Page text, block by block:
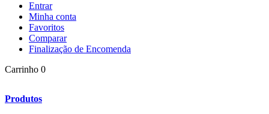
Entrar
Minha conta
Favoritos
Comparar
Finalização de Encomenda
Carrinho 0
Produtos